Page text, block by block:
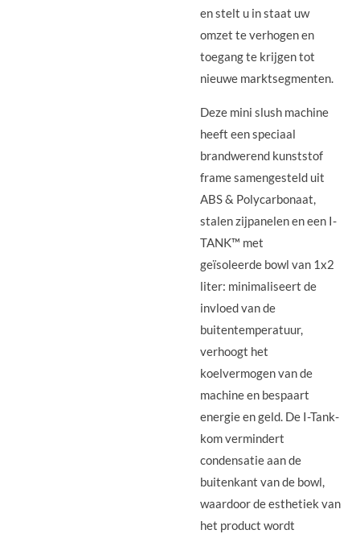
en stelt u in staat uw
omzet te verhogen en
toegang te krijgen tot
nieuwe marktsegmenten.
Deze mini slush machine
heeft een speciaal
brandwerend kunststof
frame samengesteld uit
ABS & Polycarbonaat,
stalen zijpanelen en een I-
TANK™ met
geïsoleerde bowl van 1x2
liter: minimaliseert de
invloed van de
buitentemperatuur,
verhoogt het
koelvermogen van de
machine en bespaart
energie en geld. De I-Tank-
kom vermindert
condensatie aan de
buitenkant van de bowl,
waardoor de esthetiek van
het product wordt